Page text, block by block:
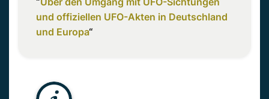
und offiziellen UFO-Akten in Deutschland
und Europa“